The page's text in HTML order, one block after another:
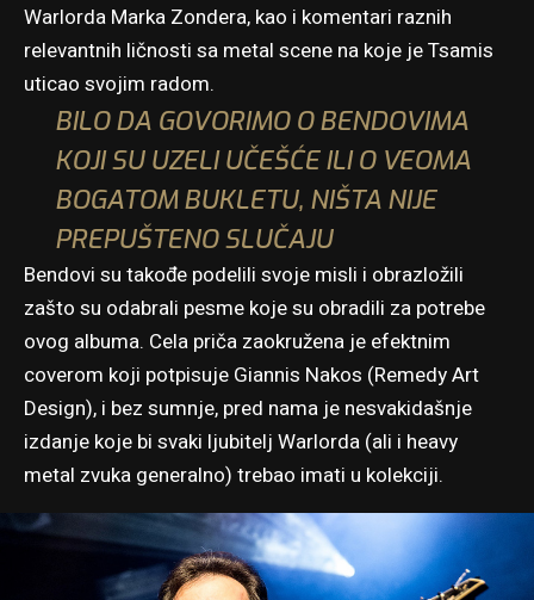
Warlorda Marka Zondera, kao i komentari raznih
relevantnih ličnosti sa metal scene na koje je Tsamis
uticao svojim radom.
BILO DA GOVORIMO O BENDOVIMA
KOJI SU UZELI UČEŠĆE ILI O VEOMA
BOGATOM BUKLETU, NIŠTA NIJE
PREPUŠTENO SLUČAJU
Bendovi su takođe podelili svoje misli i obrazložili
zašto su odabrali pesme koje su obradili za potrebe
ovog albuma. Cela priča zaokružena je efektnim
coverom koji potpisuje Giannis Nakos (Remedy Art
Design), i bez sumnje, pred nama je nesvakidašnje
izdanje koje bi svaki ljubitelj Warlorda (ali i heavy
metal zvuka generalno) trebao imati u kolekciji.